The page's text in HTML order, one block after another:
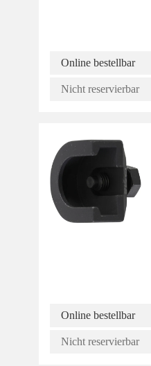
Online bestellbar
Nicht reservierbar
Online bestellbar
Nicht reservierbar